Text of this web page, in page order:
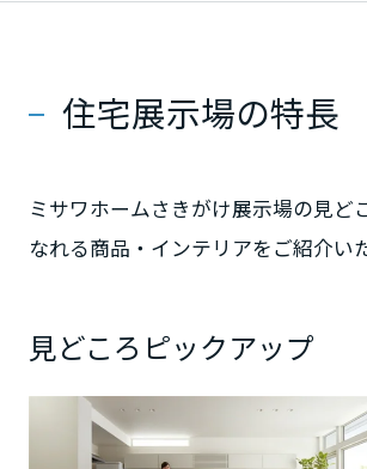
住宅展示場の特長
ミサワホームさきがけ展示場の見ど
なれる商品・インテリアをご紹介い
見どころピックアップ
和歌山県
中国・四国エリア
鳥取県